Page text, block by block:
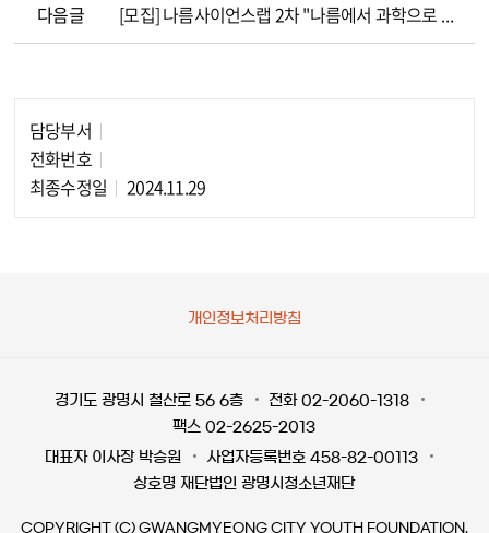
다음글 [모집] 나름사이언스랩 2차 "나름에서 과학으로 살아남기" 참여 청소년 모집
담당부서
전화번호
최종수정일
2024.11.29
개인정보처리방침
경기도 광명시 철산로 56 6층
전화 02-2060-1318
팩스 02-2625-2013
대표자 이사장 박승원
사업자등록번호 458-82-00113
상호명 재단법인 광명시청소년재단
COPYRIGHT (C) GWANGMYEONG CITY YOUTH FOUNDATION.